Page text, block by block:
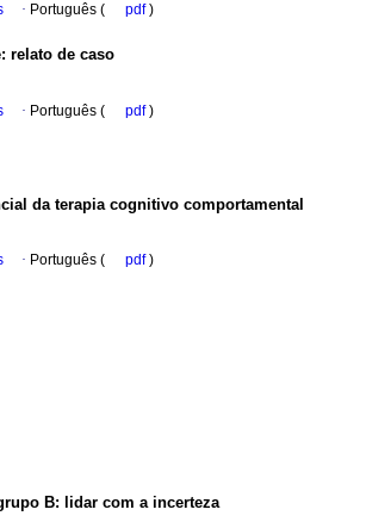
· Português ( pdf)
: relato de caso
· Português ( pdf)
da terapia cognitivo comportamental
· Português ( pdf)
B: lidar com a incerteza